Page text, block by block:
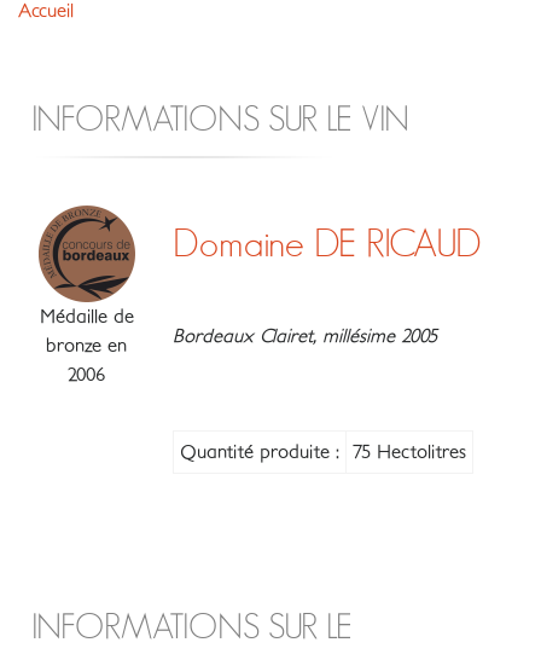
Accueil
INFORMATIONS SUR LE VIN
Médaille de
bronze en
2006
Domaine DE RICAUD
Bordeaux Clairet, millésime 2005
Quantité produite : 75 Hectolitres
INFORMATIONS SUR LE